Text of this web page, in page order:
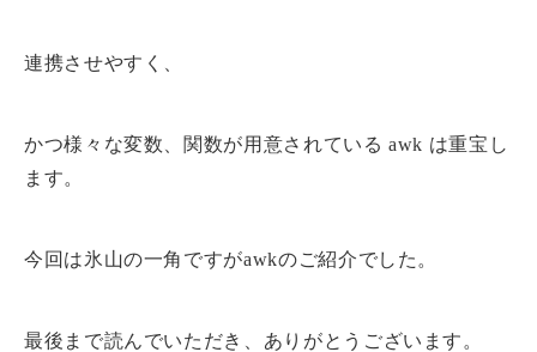
連携させやすく、
かつ様々な変数、関数が用意されている awk は重宝し
ます。
今回は氷山の一角ですがawkのご紹介でした。
最後まで読んでいただき、ありがとうございます。